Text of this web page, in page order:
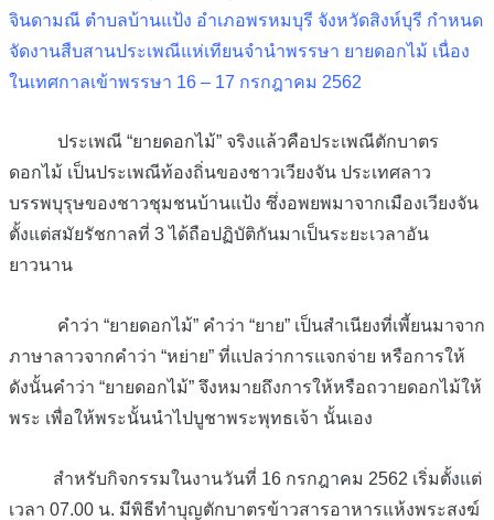
จินดามณี ตำบลบ้านแป้ง อำเภอพรหมบุรี จังหวัดสิงห์บุรี กำหนด
จัดงานสืบสานประเพณีแห่เทียนจำนำพรรษา ยายดอกไม้ เนื่อง
ในเทศกาลเข้าพรรษา 16 – 17 กรกฎาคม 2562
ประเพณี “ยายดอกไม้” จริงแล้วคือประเพณีตักบาตร
ดอกไม้ เป็นประเพณีท้องถิ่นของชาวเวียงจัน ประเทศลาว
บรรพบุรุษของชาวชุมชนบ้านแป้ง ซึ่งอพยพมาจากเมืองเวียงจัน
ตั้งแต่สมัยรัชกาลที่ 3 ได้ถือปฏิบัติกันมาเป็นระยะเวลาอัน
ยาวนาน
คำว่า “ยายดอกไม้” คำว่า “ยาย” เป็นสำเนียงที่เพี้ยนมาจาก
ภาษาลาวจากคำว่า “หย่าย” ที่แปลว่าการแจกจ่าย หรือการให้
ดังนั้นคำว่า “ยายดอกไม้” จึงหมายถึงการให้หรือถวายดอกไม้ให้
พระ เพื่อให้พระนั้นนำไปบูชาพระพุทธเจ้า นั้นเอง
สำหรับกิจกรรมในงานวันที่ 16 กรกฎาคม 2562 เริ่มตั้งแต่
เวลา 07.00 น. มีพิธีทำบุญตักบาตรข้าวสารอาหารแห้งพระสงฆ์